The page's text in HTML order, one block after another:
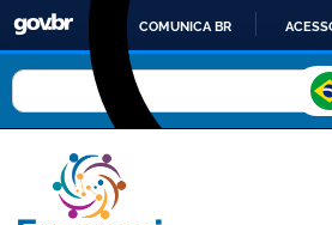
COMUNICA BR